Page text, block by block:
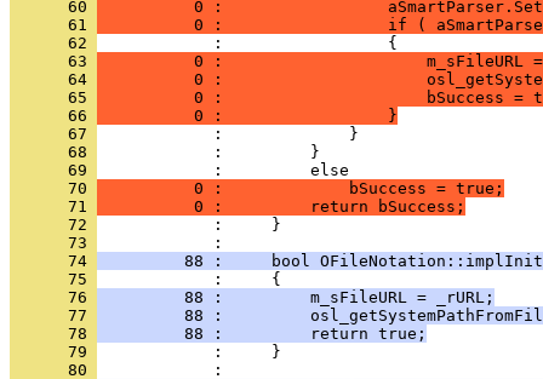
      60
0 :
      61
0 :                 if (
      62
      63
0 :                     m_sFileURL
      64
0 :
      65
0 :                     bSuccess =
      66
          0 :                 }
      67
      68
      69
      70
          0 :             bSuccess = true;
      71
          0 :         return bSuccess;
      72
            :     }
      73
      74
88 :     bool
      75
      76
         88 :         m_sFileURL = _rURL;
      77
88 :
      78
         88 :         return true;
      79
            :     }
      80